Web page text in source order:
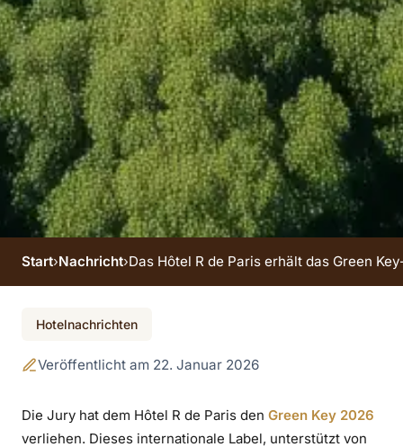
Das Hôtel R de Paris
erhält das Green Key-
Start›Nachricht›Das Hôtel R de Paris erhält das Green
Hotelnachrichten
Veröffentlicht am 22. Januar 2026
Die Jury hat dem Hôtel R de Paris den Green Key 2026
verliehen. Dieses internationale Label, unterstützt von